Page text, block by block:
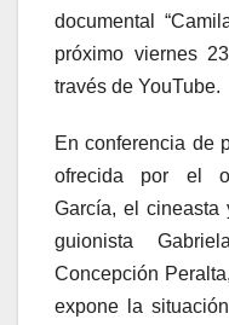
documental
próximo viernes
través de YouTube.
En conferencia de
ofrecida por el
García, el cineasta
guionista
Concepción
expone la